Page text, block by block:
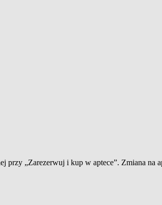
przy „Zarezerwuj i kup w aptece”. Zmiana na